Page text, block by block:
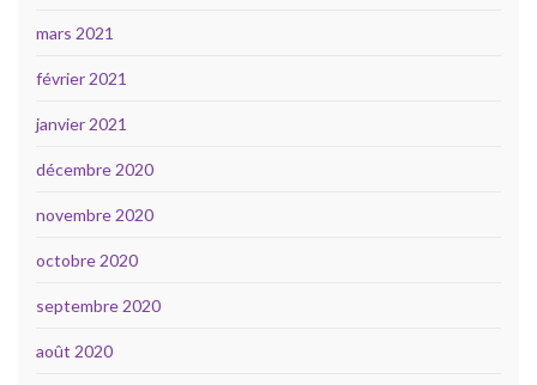
mars 2021
février 2021
janvier 2021
décembre 2020
novembre 2020
octobre 2020
septembre 2020
août 2020